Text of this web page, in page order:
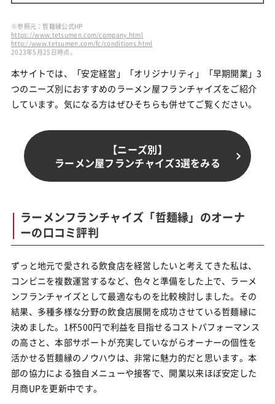
※参照元：哲麺縁公式HP
https://www.tetsumen.com/company.html
http://www.tetsumen.com/fc/conditions.html
2023年5月25日時点。
本サイトでは、「安定経営」「オリジナリティ」「早期開業」3
つのニーズ別におすすめのラーメン屋フランチャイズをご紹介
しています。気になる方はぜひそちらも併せてご覧ください。
【ニーズ別】
ラーメン屋フランチャイズ3選をみる
ラーメンフランチャイズ「哲麺縁」のオーナ
ーの口コミ評判
ずっと地元で愛される飲食店を経営したいと考えてきた私は、
コンビニを複数運営するなど、色々と準備をした上で、ラーメ
ンフランチャイズとして最適なものを比較検討しました。その
結果、多種多様な分野の飲食店展開を成功させている哲麺縁に
決めました。1杯500円で利益を目指せるコストパフォーマンス
の高さと、本部サポートが充実していながらオーナーの個性を
活かせる哲麺縁のノウハウは、非常に魅力的だと思います。本
部の協力による独自メニューや接客で、開業以来ほぼ安定した
月商UPを更新中です。